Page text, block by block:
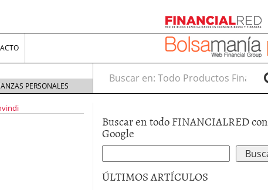
PERSONALES
Buscar en:
Buscar en todo FINANCIALRED con
Google
ÚLTIMOS ARTÍCULOS